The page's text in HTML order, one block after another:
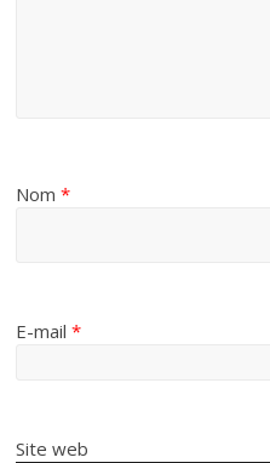
Nom*
E-mail*
Site web